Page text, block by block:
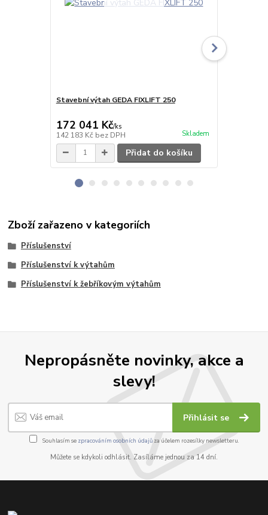
Stavební výtah GEDA FIXLIFT 250
172 041 Kč/ks
142 183 Kč bez DPH Skladem
Přidat do košíku
Zboží zařazeno v kategoriích
Příslušenství
Příslušenství k výtahům
Příslušenství k žebříkovým výtahům
Nepropásněte novinky, akce a
slevy!
Přihlásit se
Souhlasím se zpracováním osobních údajůza účelem rozesílky newsletteru.
Můžete se kdykoli odhlásit. Zasíláme jednou za 14 dní.